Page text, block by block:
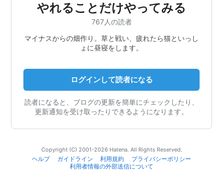
やれることだけやってみる
767人の読者
マイナスからの畑作り。草と戦い、疲れたら猫といっし
ょに昼寝をします。
ログインして読者になる
読者になると、ブログの更新を簡単にチェックしたり、
更新通知を受け取ったりできるようになります。
Copyright (C) 2001-2026 Hatena. All Rights Reserved.
ヘルプ
ガイドライン 利用規約
プライバシーポリシー
利用者情報の外部送信について